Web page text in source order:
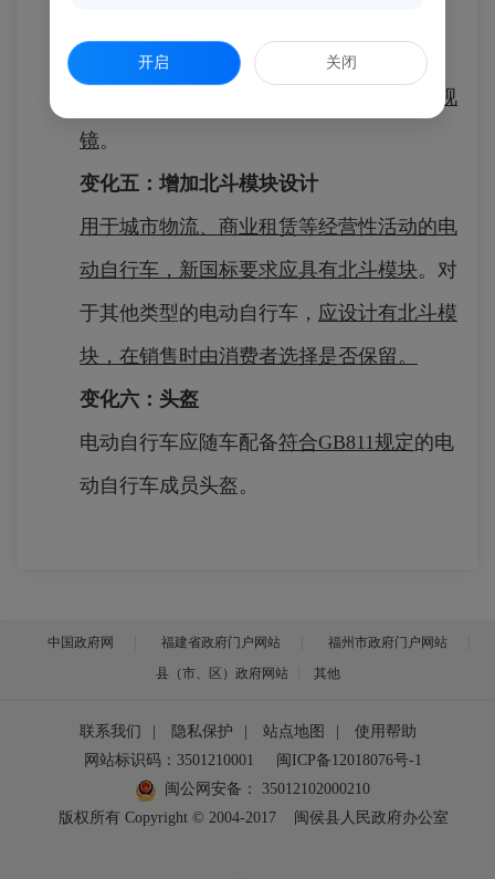
变化四：鼓励加装后视镜
鼓励电动自行车加装后视
镜。
变化五： 增加北斗模块设计
用于城市物流、商业租赁等经营性活动的电
动自行车，新国标要求应具有北斗模块。对
于其他类型的电动自行车， 应设计有北斗模
块，在销售时由消费者选择是否保留。
变化六： 头盔
电动自行车应随车配备符合GB811规定的电
动自行车成员头盔。
中国政府网 福建省政府门户网站
福州市政府门户网站
县（市、区）政府网站
其他
联系我们 隐私保护 站点地图
使用帮助
网站标识码：3501210001
闽ICP备12018076号-1
闽公网安备：
35012102000210
版权所有 Copyright © 2004-2017
闽侯县人民政府办公室
开启 关闭